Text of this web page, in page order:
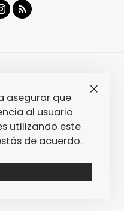
asegurar que
al usuario
utilizando este
de acuerdo.